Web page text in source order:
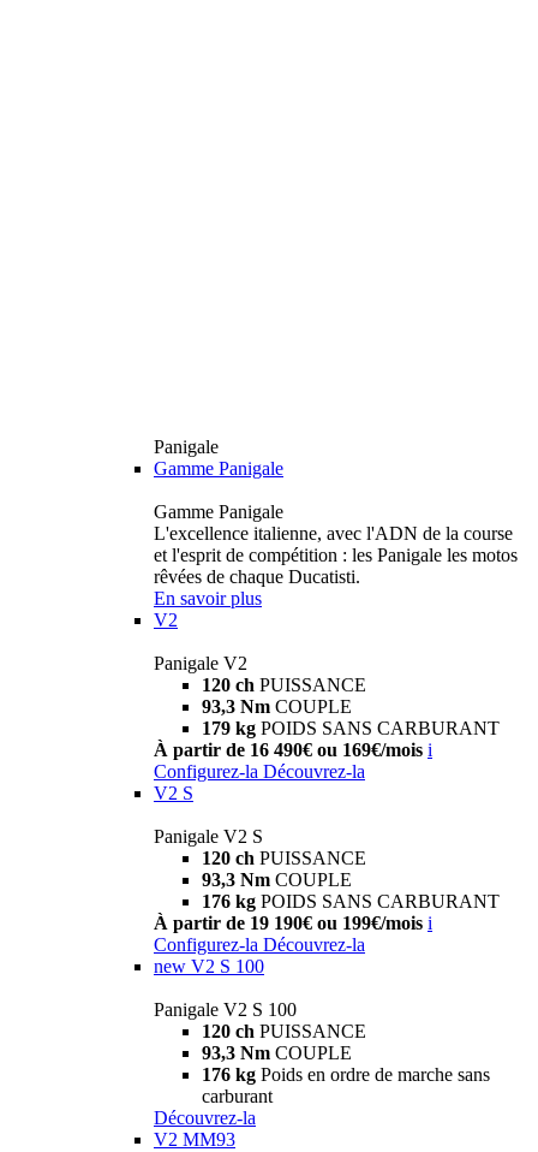
Panigale
Gamme Panigale
Gamme Panigale
L'excellence italienne, avec l'ADN de la course
et l'esprit de compétition : les Panigale les motos
rêvées de chaque Ducatisti.
En savoir plus
V2
Panigale V2
120 ch PUISSANCE
93,3 Nm COUPLE
179 kg POIDS SANS CARBURANT
À partir de 16 490€ ou 169€/mois i
Configurez-la Découvrez-la
V2 S
Panigale V2 S
120 ch PUISSANCE
93,3 Nm COUPLE
176 kg POIDS SANS CARBURANT
À partir de 19 190€ ou 199€/mois i
Configurez-la Découvrez-la
new V2 S 100
Panigale V2 S 100
120 ch PUISSANCE
93,3 Nm COUPLE
176 kg Poids en ordre de marche sans
carburant
Découvrez-la
V2 MM93